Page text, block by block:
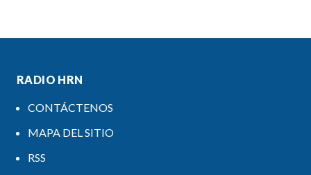
RADIO HRN
CONTÁCTENOS
MAPA DEL SITIO
RSS